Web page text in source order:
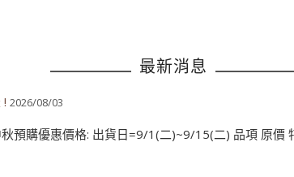
最新消息
2026/08/03
預購優惠價格: 出貨日=9/1(二)~9/15(二) 品項 原